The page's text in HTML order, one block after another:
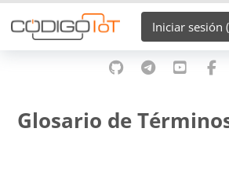
Saltar al contenido principal
Iniciar sesión
Glosario de